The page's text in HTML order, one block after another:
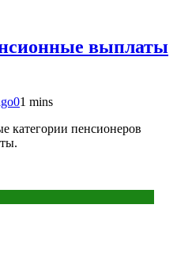
выплаты
01 mins
категории пенсионеров